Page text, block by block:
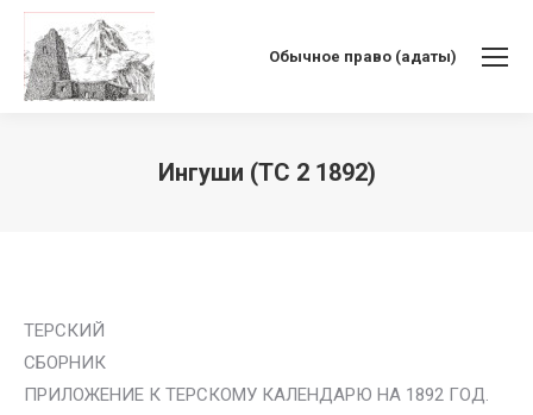
Обычное право (адаты)
Ингуши (ТС 2 1892)
ТЕРСКИЙ
СБОРНИК
ПРИЛОЖЕНИЕ К ТЕРСКОМУ КАЛЕНДАРЮ НА 1892 ГОД.